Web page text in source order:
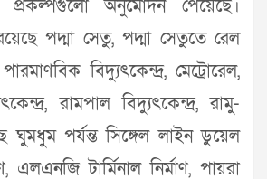
প্রকল্পগুলো অনুমোদন পেয়েছে।
পদ্মা সেতু, পদ্মা সেতুতে রেল
বিদ্যুৎকেন্দ্র, মেট্রোরেল,
রামপাল বিদ্যুৎকেন্দ্র, রামু-
ঘুমধুম পর্যন্ত সিঙ্গেল লাইন ডুয়েল
এলএনজি টার্মিনাল নির্মাণ, পায়রা